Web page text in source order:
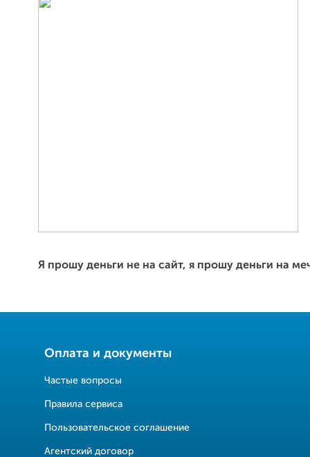
Я прошу деньги не на сайт, я прошу деньги на
Оплата и документы
Частые вопросы
Правила сервиса
Пользовательское соглашение
Агентский договор